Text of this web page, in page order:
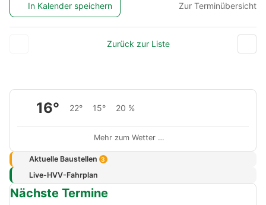
In Kalender speichern Zur Terminübersicht
Zurück zur Liste
16° 22° 15° 20 %
Mehr zum Wetter …
Aktuelle Baustellen 3
Live-HVV-Fahrplan
Nächste Termine